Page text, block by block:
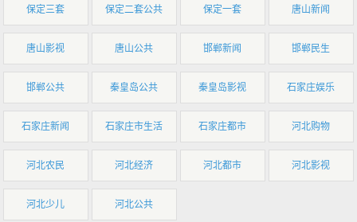
保定三套 保定二套公共 保定一套 唐山新闻
唐山影视 唐山公共 邯郸新闻 邯郸民生
邯郸公共 秦皇岛公共 秦皇岛影视 石家庄娱乐
石家庄新闻 石家庄市生活 石家庄都市 河北购物
河北农民 河北经济 河北都市 河北影视
河北少儿 河北公共